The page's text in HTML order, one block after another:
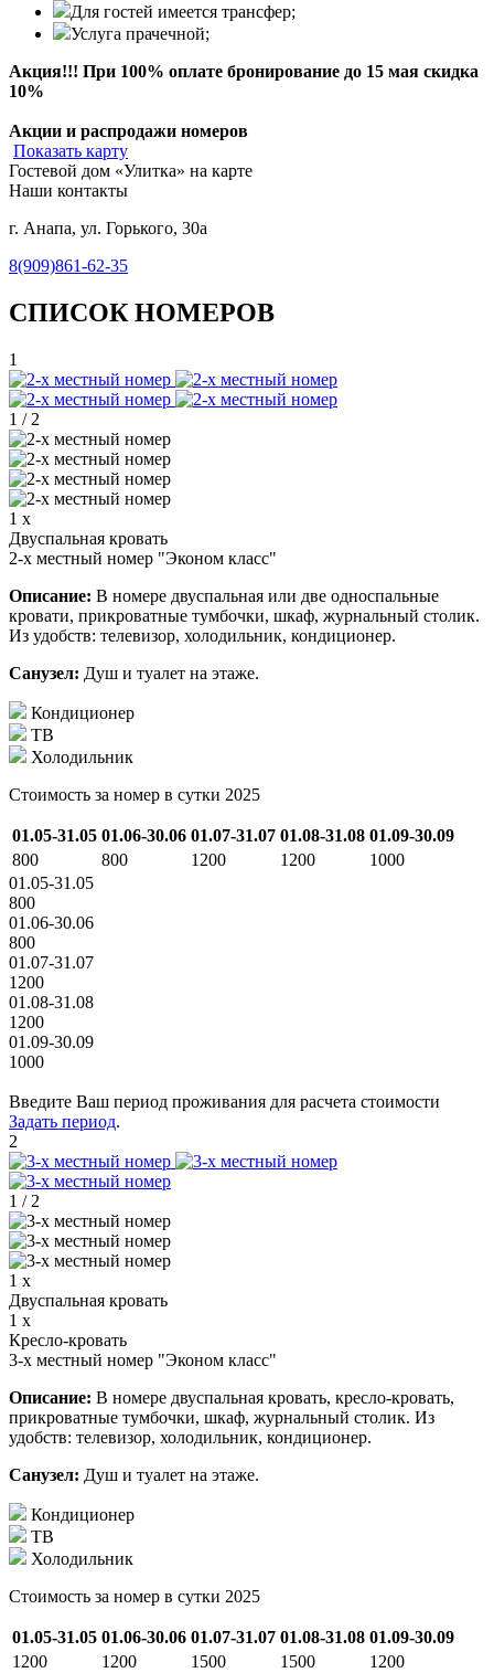
Для гостей имеется трансфер;
Услуга прачечной;
Акция!!! При 100% оплате бронирование до 15 мая скидка
10%
Акции и распродажи номеров
Показать карту
Гостевой дом «Улитка» на карте
Наши контакты
г. Анапа, ул. Горького, 30а
8(909)861-62-35
СПИСОК НОМЕРОВ
1
1 / 2
1 x
Двуспальная кровать
2-х местный номер "Эконом класс"
Описание: В номере двуспальная или две односпальные
кровати, прикроватные тумбочки, шкаф, журнальный столик.
Из удобств: телевизор, холодильник, кондиционер.
Санузел: Душ и туалет на этаже.
Кондиционер
ТВ
Холодильник
Стоимость за номер в сутки 2025
01.05-31.05 01.06-30.06 01.07-31.07 01.08-31.08 01.09-30.09
800
800 1200 1200
1000
01.05-31.05
800
01.06-30.06
800
01.07-31.07
1200
01.08-31.08
1200
01.09-30.09
1000
Введите Ваш период проживания для расчета стоимости
Задать период.
2
1 / 2
1 x
Двуспальная кровать
1 x
Кресло-кровать
3-х местный номер "Эконом класс"
Описание: В номере двуспальная кровать, кресло-кровать,
прикроватные тумбочки, шкаф, журнальный столик. Из
удобств: телевизор, холодильник, кондиционер.
Санузел: Душ и туалет на этаже.
Кондиционер
ТВ
Холодильник
Стоимость за номер в сутки 2025
01.05-31.05 01.06-30.06 01.07-31.07 01.08-31.08 01.09-30.09
1200
1200 1500 1500
1200